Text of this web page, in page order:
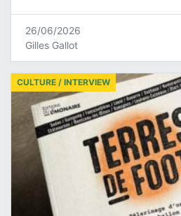
26/06/2026
Gilles Gallot
CULTURE / INTERVIEW